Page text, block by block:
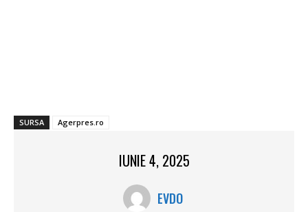
SURSA Agerpres.ro
IUNIE 4, 2025
EVDO